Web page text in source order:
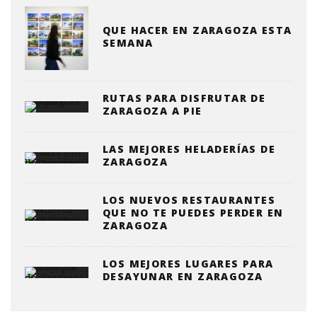
QUE HACER EN ZARAGOZA ESTA
SEMANA
RUTAS PARA DISFRUTAR DE
ZARAGOZA A PIE
LAS MEJORES HELADERÍAS DE
ZARAGOZA
LOS NUEVOS RESTAURANTES
QUE NO TE PUEDES PERDER EN
ZARAGOZA
LOS MEJORES LUGARES PARA
DESAYUNAR EN ZARAGOZA